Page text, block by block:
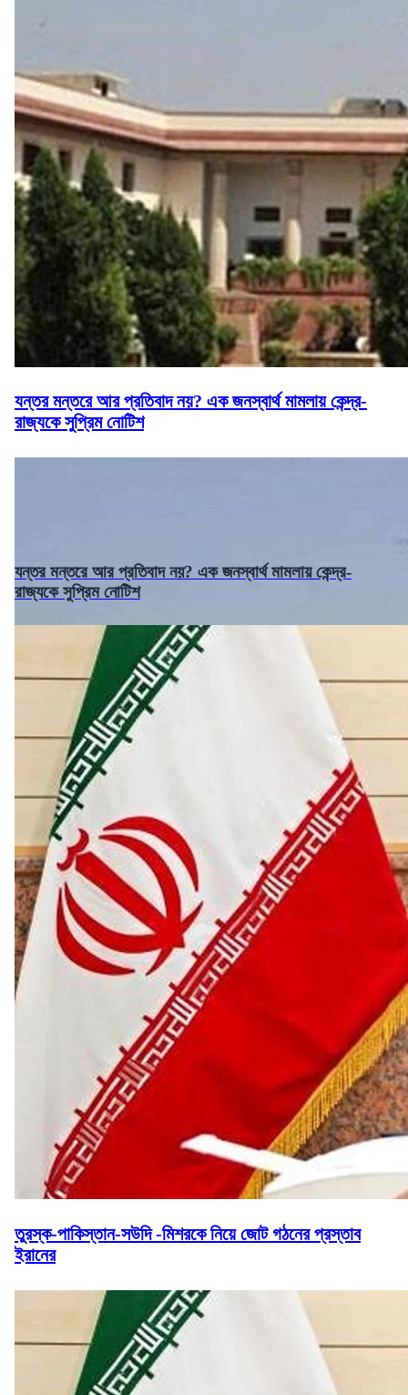
যন্তর মন্তরে আর প্রতিবাদ নয়? এক জনস্বার্থ মামলায় কেন্দ্র-
রাজ্যকে সুপ্রিম নোটিশ
যন্তর মন্তরে আর প্রতিবাদ নয়? এক জনস্বার্থ মামলায় কেন্দ্র-
রাজ্যকে সুপ্রিম নোটিশ
তুরস্ক-পাকিস্তান-সউদি -মিশরকে নিয়ে জোট গঠনের প্রস্তাব
ইরানের